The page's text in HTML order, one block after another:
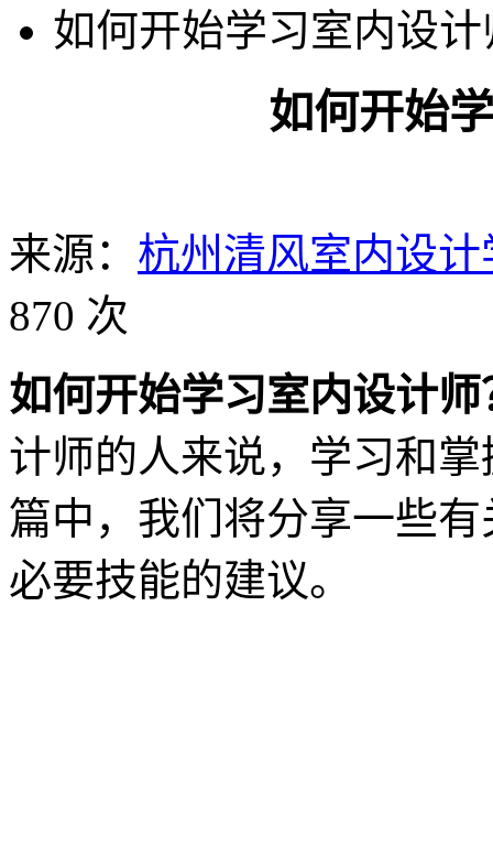
如何开始学习室内设计
如何开始
来源： 杭州清风室内设计
870 次
如何开始学习室内设计师
计师的人来说，学习和
篇中，我们将分享一些
必要技能的建议。